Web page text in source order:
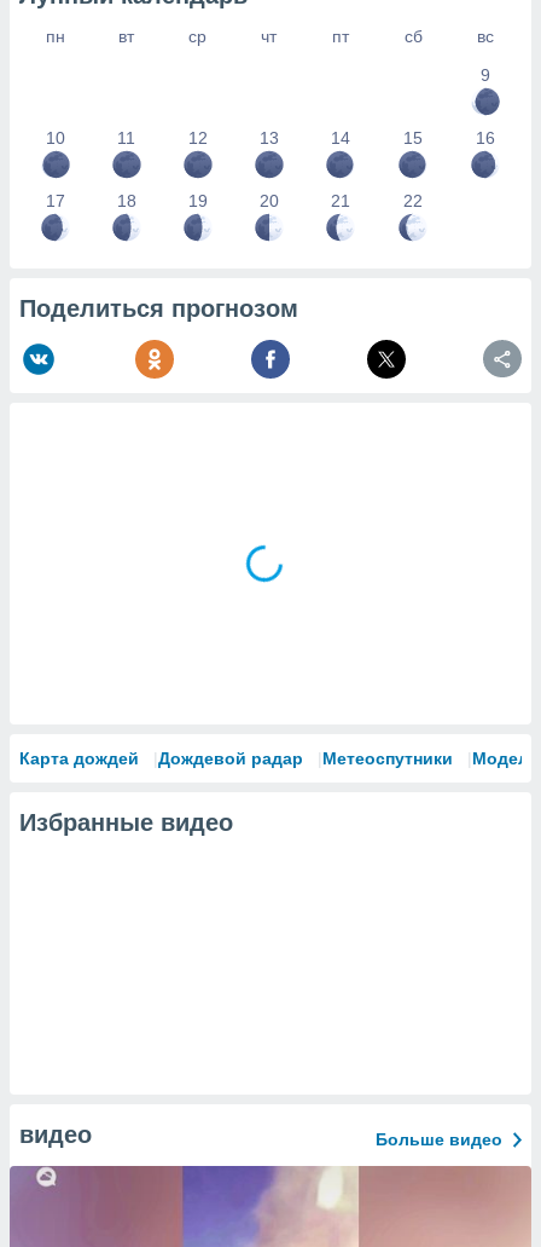
пн вт ср чт пт сб
вс
9
10 11 12 13 14 15 16
17 18 19 20 21 22
Поделиться прогнозом
Карта дождей Дождевой радар Метеоспутники Модели
Избранные видео
видео Больше видео